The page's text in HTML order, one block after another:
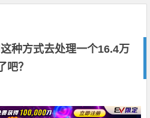
种方式去处理一个16.4万
吧？